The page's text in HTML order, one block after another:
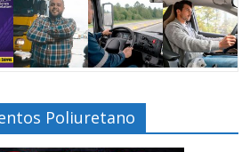
Poliuretano